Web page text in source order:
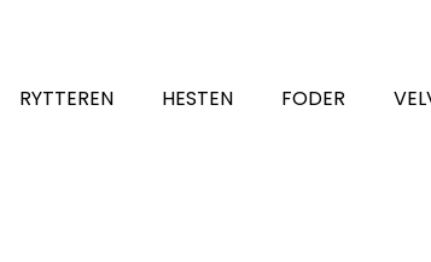
RYTTEREN HESTEN FODER